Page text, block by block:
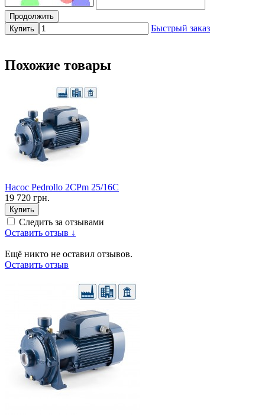
Продолжить
Купить
Быстрый заказ
Похожие товары
Насос Pedrollo 2CPm 25/16С
19 720 грн.
Купить
Следить за отзывами
Оставить отзыв ↓
Ещё никто не оставил отзывов.
Оставить отзыв